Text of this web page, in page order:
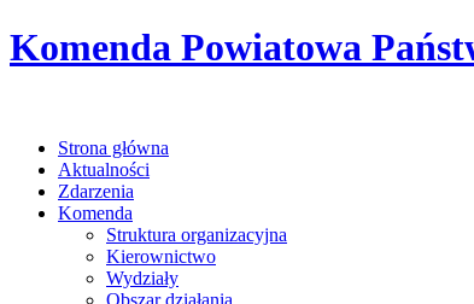
Komenda Powiatowa
Strona główna
Aktualności
Zdarzenia
Komenda
Struktura organizacyjna
Kierownictwo
Wydziały
Obszar działania